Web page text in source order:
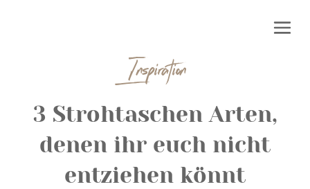
Inspiration
3 Strohtaschen Arten,
denen ihr euch nicht
entziehen könnt